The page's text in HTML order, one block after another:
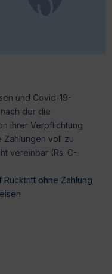
und Covid-19-
der die
ihrer Verpflichtung
Zahlungen voll zu
vereinbar (Rs. C-
Rücktritt ohne Zahlung